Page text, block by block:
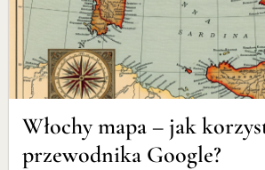
Włochy mapa – jak
przewodnika Google?